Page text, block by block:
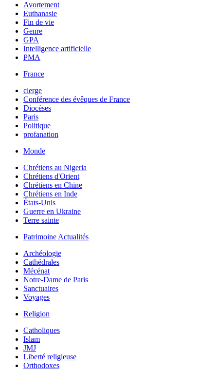
Avortement
Euthanasie
Fin de vie
Genre
GPA
Intelligence artificielle
PMA
France
clerge
Conférence des évêques de France
Diocèses
Paris
Politique
profanation
Monde
Chrétiens au Nigeria
Chrétiens d'Orient
Chrétiens en Chine
Chrétiens en Inde
États-Unis
Guerre en Ukraine
Terre sainte
Patrimoine Actualités
Archéologie
Cathédrales
Mécénat
Notre-Dame de Paris
Sanctuaires
Voyages
Religion
Catholiques
Islam
JMJ
Liberté religieuse
Orthodoxes